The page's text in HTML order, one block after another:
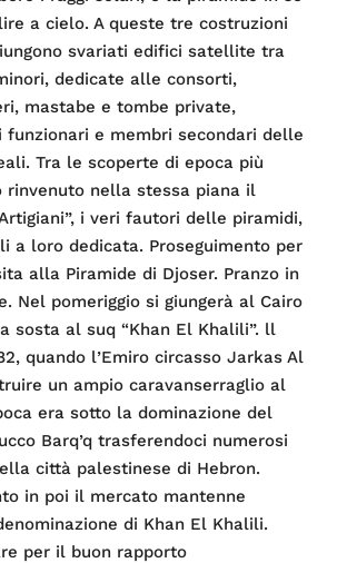
a cielo. A queste tre costruzioni
svariati edifici satellite tra
dedicate alle consorti,
mastabe e tombe private,
e membri secondari delle
Tra le scoperte di epoca più
rinvenuto nella stessa piana il
i veri fautori delle piramidi,
a loro dedicata. Proseguimento per
alla Piramide di Djoser. Pranzo in
Nel pomeriggio si giungerà al Cairo
sosta al suq “Khan El Khalili”. ll
quando l’Emiro circasso Jarkas Al
un ampio caravanserraglio al
era sotto la dominazione del
Barq’q trasferendoci numerosi
città palestinese di Hebron.
in poi il mercato mantenne
di Khan El Khalili.
per il buon rapporto